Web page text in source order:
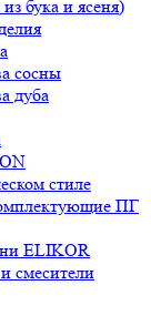
бука и ясеня)
сосны
дуба
стиле
ПГ
ELIKOR
смесители